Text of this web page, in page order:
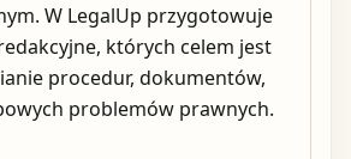
W LegalUp przygotowuje
których celem jest
procedur, dokumentów,
problemów prawnych.